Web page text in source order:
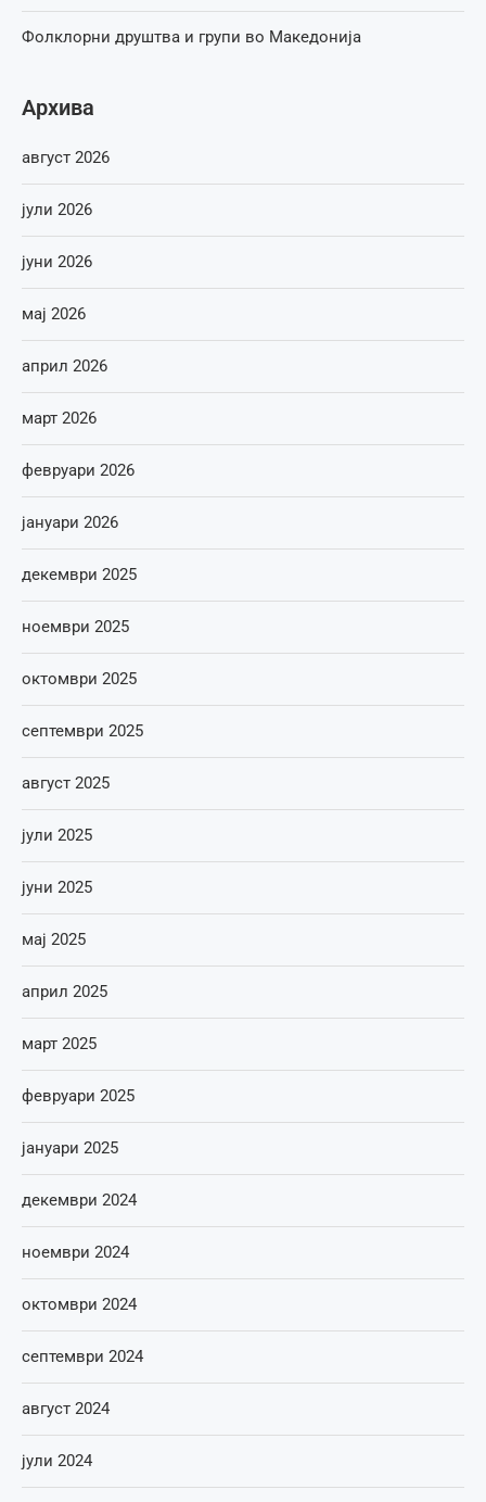
Фолклорни друштва и групи во Македонија
Архива
август 2026
јули 2026
јуни 2026
мај 2026
април 2026
март 2026
февруари 2026
јануари 2026
декември 2025
ноември 2025
октомври 2025
септември 2025
август 2025
јули 2025
јуни 2025
мај 2025
април 2025
март 2025
февруари 2025
јануари 2025
декември 2024
ноември 2024
октомври 2024
септември 2024
август 2024
јули 2024